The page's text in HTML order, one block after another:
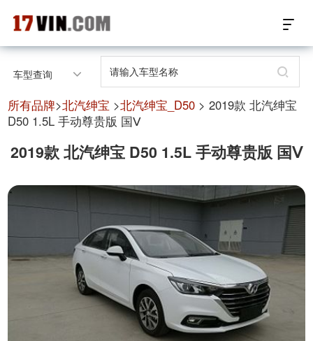
17VIN车架号查询首页
汽配数据开放接口
汽配产品电子目录
微信群智能客服
个性化私人定制
关于我们
车型查询
所有品牌>北汽绅宝 >北汽绅宝_D50 > 2019款 北汽绅宝
D50 1.5L 手动尊贵版 国Ⅴ
2019款 北汽绅宝 D50 1.5L 手动尊贵版 国Ⅴ